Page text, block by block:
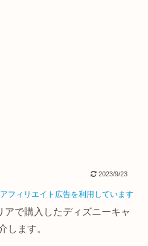
2023/9/23
アフィリエイト広告を利用しています
で購入したディズニーキャ
します。